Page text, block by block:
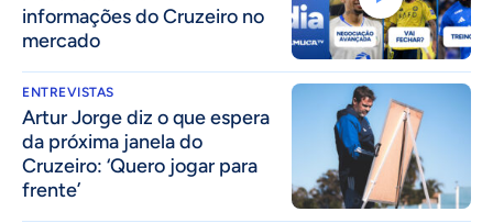
informações do Cruzeiro no
mercado
ENTREVISTAS
Artur Jorge diz o que espera
da próxima janela do
Cruzeiro: ‘Quero jogar para
frente’